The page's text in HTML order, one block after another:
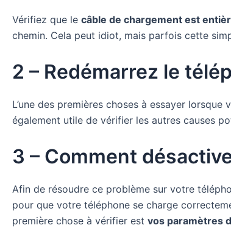
Vérifiez que le câble de chargement est
chemin. Cela peut idiot, mais parfois cette
2 – Redémarrez le
L’une des premières choses à essayer
également utile de vérifier les autres causes
3 – Comment
Afin de résoudre ce problème sur votre
pour que votre téléphone se charge
première chose à vérifier est vos paramètres